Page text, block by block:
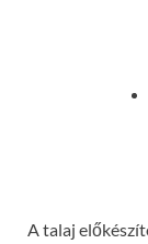
A talaj